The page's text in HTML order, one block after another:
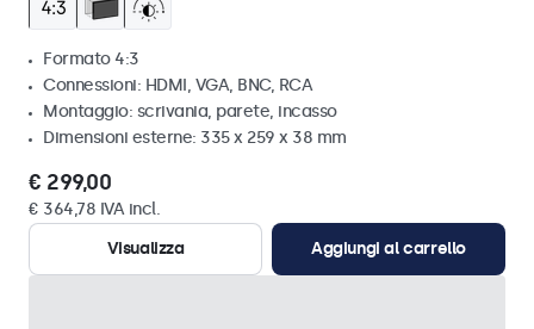
Formato 4:3
Connessioni: HDMI, VGA, BNC, RCA
Montaggio: scrivania, parete, incasso
Dimensioni esterne: 335 x 259 x 38 mm
€ 299,00
€ 364,78 IVA incl.
Visualizza
Aggiungi al carrello